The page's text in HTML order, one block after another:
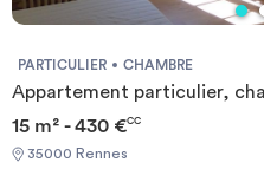
PARTICULIER CHAMBRE
Appartement particulier,
15 m² - 430 €CC
35000 Rennes